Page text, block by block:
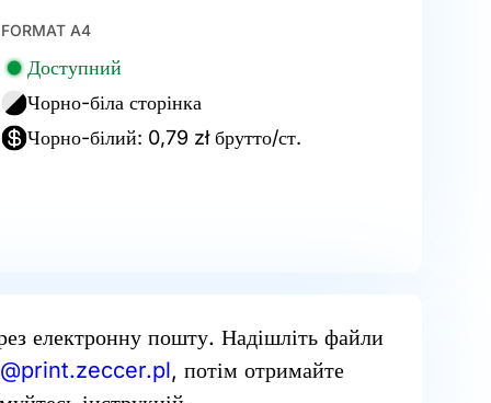
FORMAT A4
Доступний
Чорно-біла сторінка
Чорно-білий: 0,79 zł брутто/ст.
електронну пошту. Надішліть файли
, потім отримайте